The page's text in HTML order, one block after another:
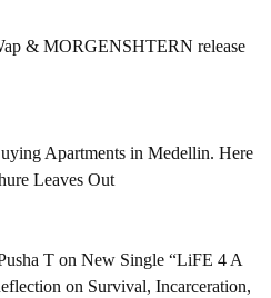
& MORGENSHTERN release
Apartments in Medellin. Here
Leaves Out
T on New Single “LiFE 4 A
on Survival, Incarceration,